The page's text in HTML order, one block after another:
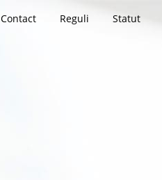
Contact Reguli Statut